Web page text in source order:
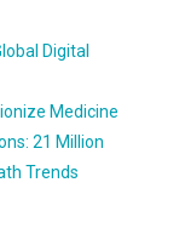
Digital
Medicine
21 Million
Trends